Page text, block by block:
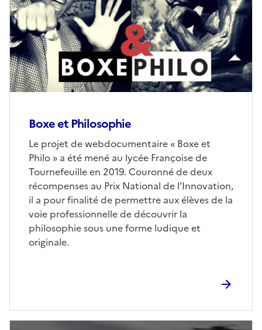
Boxe et Philosophie
Le projet de webdocumentaire « Boxe et
Philo » a été mené au lycée Françoise de
Tournefeuille en 2019. Couronné de deux
récompenses au Prix National de l’Innovation,
il a pour finalité de permettre aux élèves de la
voie professionnelle de découvrir la
philosophie sous une forme ludique et
originale.